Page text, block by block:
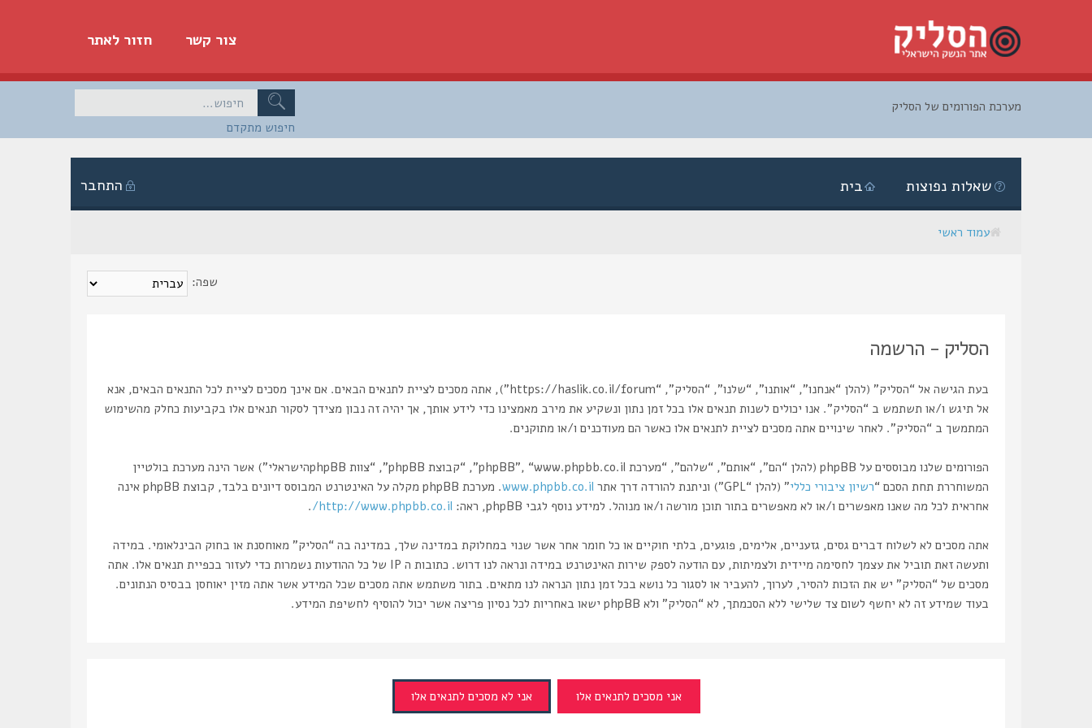
חזור לאתר צור קשר
חיפוש מתקדם
מערכת הפורומים של הסליק
התחבר בית שאלות נפוצות
עמוד ראשי
שפה:
הסליק - הרשמה
בעת הגישה אל “הסליק” (להלן “אנחנו”, “אותנו”, “שלנו”, “הסליק”, “https://haslik.co.il/forum”), אתה מסכים לציית לתנאים הבאים. אם אינך מסכים לציית לכל התנאים הבאים, אנא
אל תיגש ו/או תשתמש ב “הסליק”. אנו יכולים לשנות תנאים אלו בכל זמן נתון ונשקיע את מירב מאמצינו כדי לידע אותך, אך יהיה זה נבון מצידך לסקור תנאים אלו בקביעות כחלק מהשימוש
המתמשך ב “הסליק”. לאחר שינויים אתה מסכים לציית לתנאים אלו כאשר הם מעודכנים ו/או מתוקנים.
הפורומים שלנו מבוססים על phpBB (להלן “הם”, “אותם”, “שלהם”, “מערכת phpBB”, “www.phpbb.co.il”, “קבוצת phpBB”, “צוות phpBBהישראלי”) אשר הינה מערכת בולטיין
המשוחררת תחת הסכם “רשיון ציבורי כללי” (להלן “GPL”) וניתנת להורדה דרך אתר www.phpbb.co.il
. מערכת phpBB מקלה על האינטרנט המבוסס דיונים בלבד, קבוצת phpBB אינה
אחראית לכל מה שאנו מאפשרים ו/או לא מאפשרים בתור תוכן מורשה ו/או מנוהל. למידע נוסף לגבי phpBB, ראה:
http://www.phpbb.co.il/
.
אתה מסכים לא לשלוח דברים גסים, גזעניים, אלימים, פוגעים, בלתי חוקיים או כל חומר אחר אשר שנוי במחלוקת במדינה שלך, במדינה בה “הסליק” מאוחסנת או בחוק הבינלאומי. במידה
ותעשה זאת תוביל את עצמך לחסימה מיידית ולצמיתות, עם הודעה לספק שירות האינטרנט במידה ונראה לנו דרוש. כתובות ה IP של כל ההודעות נשמרות כדי לעזור בכפיית תנאים אלו. אתה
מסכים של “הסליק” יש את הזכות להסיר, לערוך, להעביר או לסגור כל נושא בכל זמן נתון הנראה לנו מתאים. בתור משתמש אתה מסכים שכל המידע אשר אתה מזין יאוחסן בבסיס הנתונים.
בעוד שמידע זה לא יחשף לשום צד שלישי ללא הסכמתך, לא “הסליק” ולא phpBB ישאו באחריות לכל נסיון פריצה אשר יכול להוסיף לחשיפת המידע.